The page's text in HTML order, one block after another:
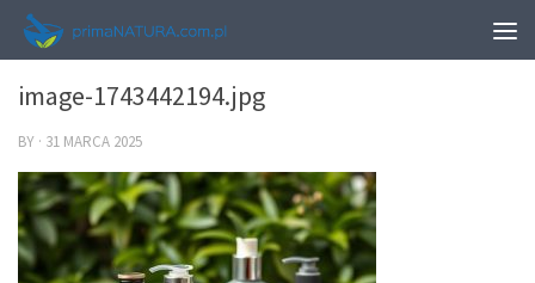
0
image-1743442194.jpg
BY · 31 MARCA 2025